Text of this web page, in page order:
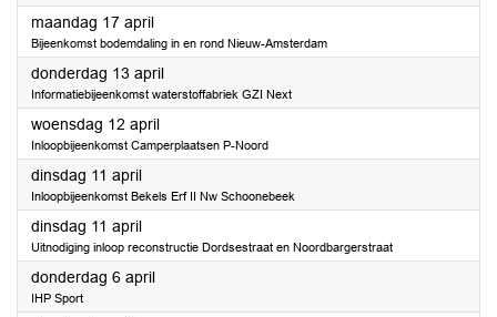
maandag 17 april2023
Bijeenkomst bodemdaling in en rond Nieuw-Amsterdam
donderdag 13 april2023
Informatiebijeenkomst waterstoffabriek GZI Next
woensdag 12 april2023
Inloopbijeenkomst Camperplaatsen P-Noord
dinsdag 11 april2023
Inloopbijeenkomst Bekels Erf II Nw Schoonebeek
dinsdag 11 april2023
Uitnodiging inloop reconstructie Dordsestraat en Noordbargerstraat
donderdag 6 april2023
IHP Sport